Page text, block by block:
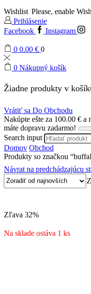
Wishlist Please, enable
Prihlásenie
Facebook
Instagram
0 0.00 € 0
0 Nákupný košík
Žiadne produkty v
Vrátiť sa Do Obchodu
Nakúpte ešte za 100.00 € a
máte dopravu zadarmo!
Search input
Domov Obchod
Produkty so značkou
Návrat na predchádzajúcu
Zľava 32%
Na sklade ostáva 1 ks